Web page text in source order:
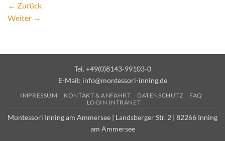
← Zurück
Weiter →
Tel. +49(0)8143-99103-0
E-Mail: info@montessori-inning.de
IMPRESSUM KONTAKT & ANFAHRT DATENSCHUTZ
FAQ
LOGIN INTRANET
Montessori Inning am Ammersee | Landsberger Str. 2 | 82266 Inning
am Ammersee